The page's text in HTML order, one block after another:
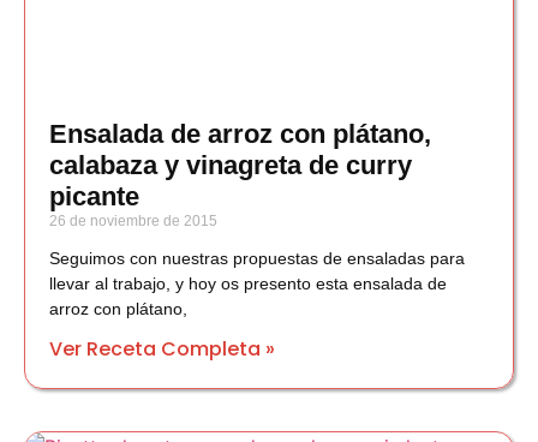
Ensalada de arroz con plátano,
calabaza y vinagreta de curry
picante
26 de noviembre de 2015
Seguimos con nuestras propuestas de ensaladas para
llevar al trabajo, y hoy os presento esta ensalada de
arroz con plátano,
Ver Receta Completa »